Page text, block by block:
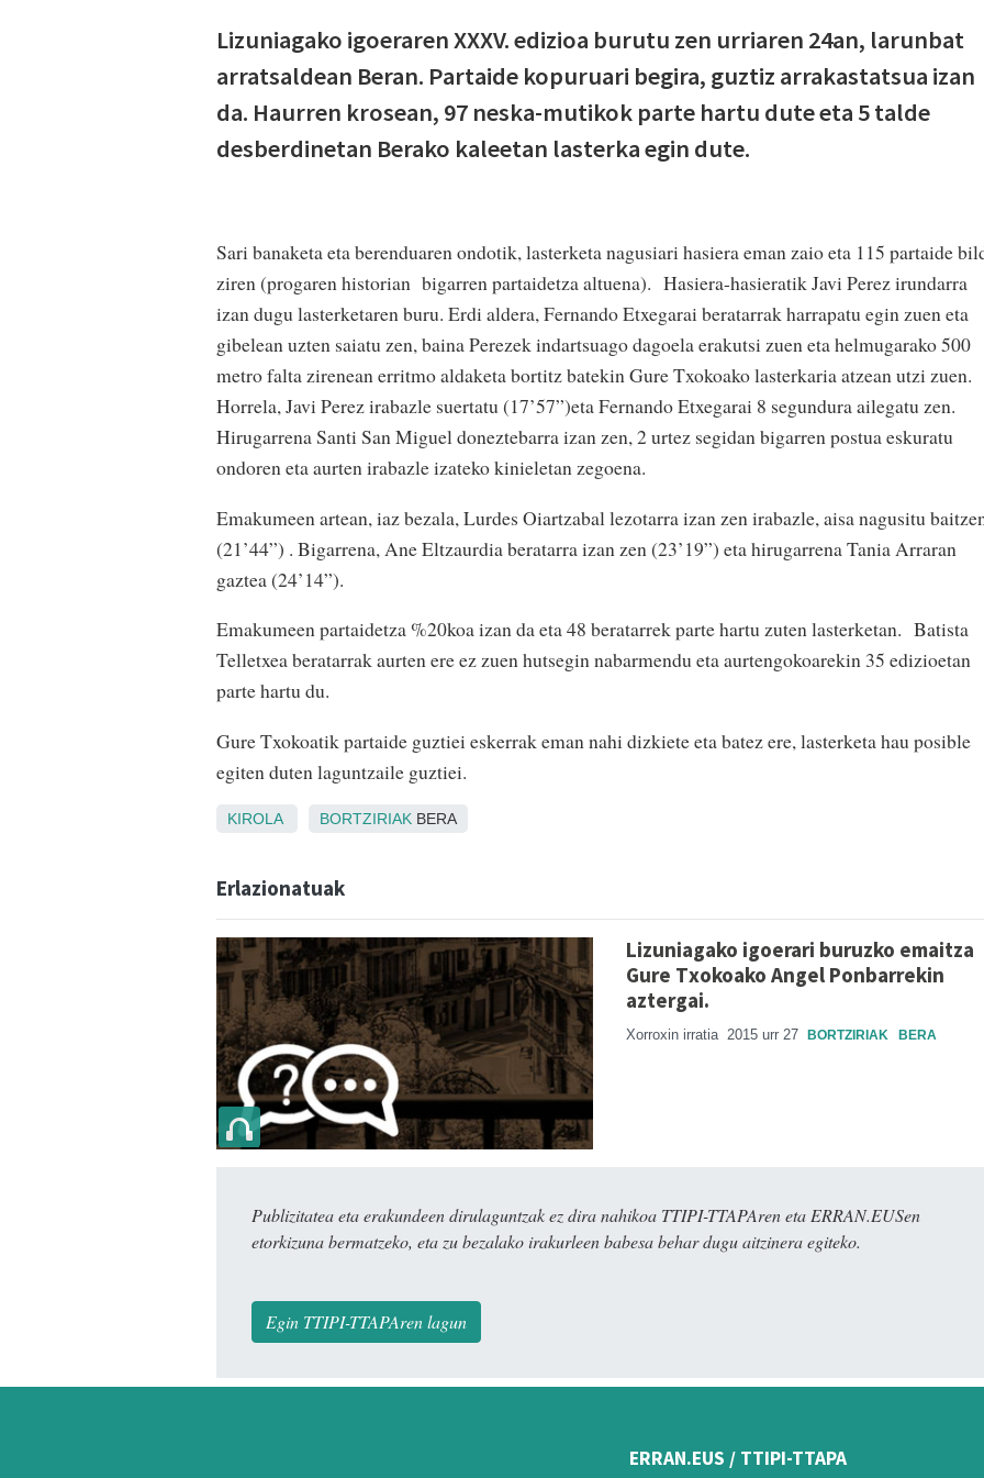
Lizuniagako igoeraren XXXV. edizioa burutu zen urriaren 24an, larunbat
arratsaldean Beran. Partaide kopuruari begira, guztiz arrakastatsua izan
da. Haurren krosean, 97 neska-mutikok parte hartu dute eta 5 talde
desberdinetan Berako kaleetan lasterka egin dute.
Sari banaketa eta berenduaren ondotik, lasterketa nagusiari hasiera eman zaio eta 115 partaide
ziren (progaren historian bigarren partaidetza altuena). Hasiera-hasieratik Javi Perez irundarra
izan dugu lasterketaren buru. Erdi aldera, Fernando Etxegarai beratarrak harrapatu egin zuen eta
gibelean uzten saiatu zen, baina Perezek indartsuago dagoela erakutsi zuen eta helmugarako 500
metro falta zirenean erritmo aldaketa bortitz batekin Gure Txokoako lasterkaria atzean utzi zuen.
Horrela, Javi Perez irabazle suertatu (17’57”)eta Fernando Etxegarai 8 segundura ailegatu zen.
Hirugarrena Santi San Miguel doneztebarra izan zen, 2 urtez segidan bigarren postua eskuratu
ondoren eta aurten irabazle izateko kinieletan zegoena.
Emakumeen artean, iaz bezala, Lurdes Oiartzabal lezotarra izan zen irabazle, aisa nagusitu
(21’44”) . Bigarrena, Ane Eltzaurdia beratarra izan zen (23’19”) eta hirugarrena Tania Arraran
gaztea (24’14”).
Emakumeen partaidetza %20koa izan da eta 48 beratarrek parte hartu zuten lasterketan. Batista
Telletxea beratarrak aurten ere ez zuen hutsegin nabarmendu eta aurtengokoarekin 35 edizioetan
parte hartu du.
Gure Txokoatik partaide guztiei eskerrak eman nahi dizkiete eta batez ere, lasterketa hau posible
egiten duten laguntzaile guztiei.
KIROLA BORTZIRIAK BERA
Erlazionatuak
Lizuniagako igoerari buruzko emaitza
Gure Txokoako Angel Ponbarrekin
aztergai.
Xorroxin irratia 2015 urr 27 BORTZIRIAK BERA
Publizitatea eta erakundeen dirulaguntzak ez dira nahikoa TTIPI-TTAPAren eta ERRAN.EUSen
etorkizuna bermatzeko, eta zu bezalako irakurleen babesa behar dugu aitzinera egiteko.
Egin TTIPI-TTAPAren lagun
ERRAN.EUS / TTIPI-TTAPA